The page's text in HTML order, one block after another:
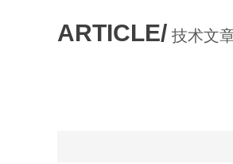
ARTICLE/ 技术文